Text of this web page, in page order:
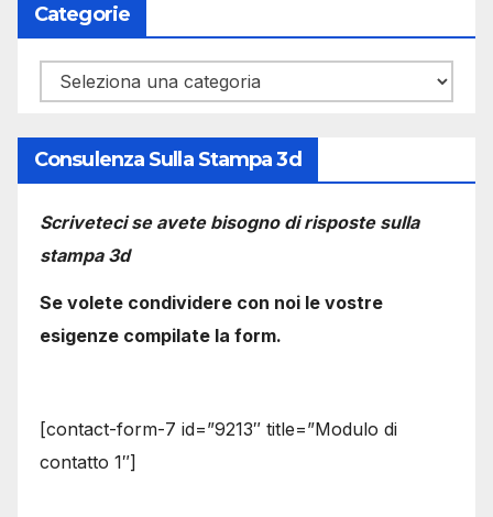
Categorie
Categorie
Consulenza Sulla Stampa 3d
Scriveteci se avete bisogno di risposte sulla
stampa 3d
Se volete condividere con noi le vostre
esigenze compilate la form.
[contact-form-7 id=”9213″ title=”Modulo di
contatto 1″]